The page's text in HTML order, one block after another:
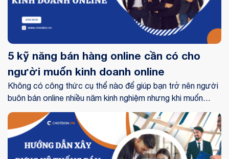
5 kỹ năng bán hàng online cần có cho
người muốn kinh doanh online
Không có công thức cụ thể nào để giúp bạn trở nên người
buôn bán online nhiều năm kinh nghiệm nhưng khi muốn
theo ngành nghề này cần nhiều kỹ năng bán hàng và sự
thông hiểu. Hiểu được những vấn đề mà bạn đang gặp phải
Chốt đơn xin chia sẻ đến bạn 5 kỹ năng bán hàng cần có.
Hãy cùng theo dõi bài viết nhé!